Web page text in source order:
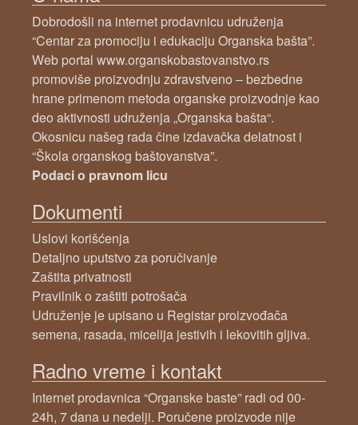
Dobrodošli na internet prodavnicu udruženja
“Centar za promociju i edukaciju Organska bašta”.
Web portal www.organskobastovanstvo.rs
promoviše proizvodnju zdravstveno – bezbedne
hrane primenom metoda organske proizvodnje kao
deo aktivnosti udruženja „Organska bašta“.
Okosnicu našeg rada čine izdavačka delatnost i
“Škola organskog baštovanstva”.
Podaci o pravnom licu
Dokumenti
Uslovi korišćenja
Detaljno uputstvo za poručivanje
Zaštita privatnosti
Pravilnik o zaštiti potrošača
Udruženje je upisano u Registar proizvođača
semena, rasada, micelija jestivih i lekovitih gljiva.
Radno vreme i kontakt
Internet prodavnica “Organske baste” radi od 00-
24h, 7 dana u nedelji. Poručene proizvode nije